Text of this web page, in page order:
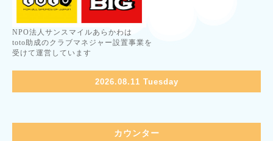
NPO法人サンスマイルあらかわは
toto助成のクラブマネジャー設置事業を
受けて運営しています
2026.08.11 Tuesday
カウンター